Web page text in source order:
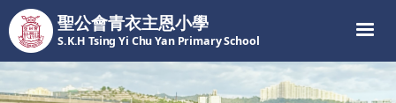
聖公會青衣主恩小學
S.K.H Tsing Yi Chu Yan Primary School